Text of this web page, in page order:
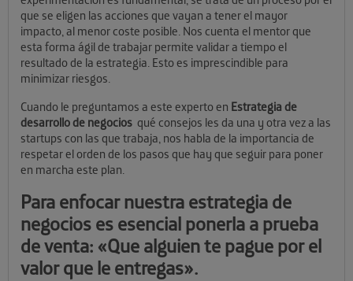
que se eligen las acciones que vayan a tener el mayor
impacto, al menor coste posible. Nos cuenta el mentor que
esta forma ágil de trabajar permite validar a tiempo el
resultado de la estrategia. Esto es imprescindible para
minimizar riesgos.
Cuando le preguntamos a este experto en Estrategia de
desarrollo de negocios qué consejos les da una y otra vez a las
startups con las que trabaja, nos habla de la importancia de
respetar el orden de los pasos que hay que seguir para poner
en marcha este plan.
Para enfocar nuestra estrategia de
negocios es esencial ponerla a prueba
de venta: «Que alguien te pague por el
valor que le entregas».